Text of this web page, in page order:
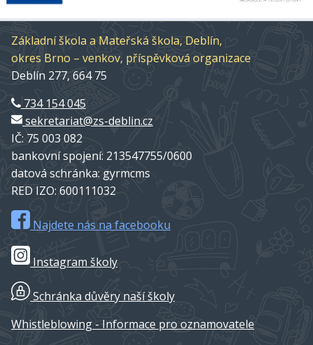
Základní škola a Mateřská škola, Deblín,
okres Brno – venkov, příspěvková organizace
Deblín 277, 664 75
734 154 045
sekretariat@zs-deblin.cz
IČ: 75 003 082
bankovní spojení: 213547755/0600
datová schránka: gyrmcms
RED IZO: 600111032
Najdete nás na facebooku
Instagram školy
Schránka důvěry naší školy
Whistleblowing - Informace pro oznamovatele